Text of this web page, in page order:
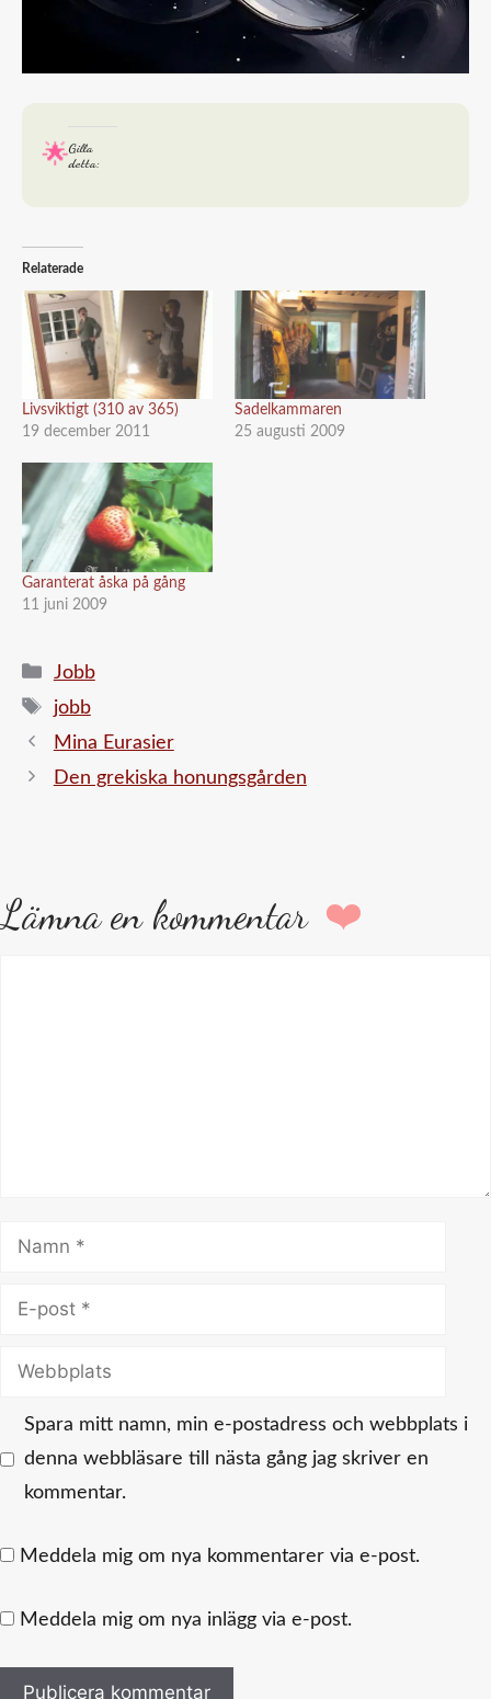
Gilla
detta:
Relaterade
Livsviktigt (310 av 365)
19 december 2011
Sadelkammaren
25 augusti 2009
Garanterat åska på gång
11 juni 2009
Kategorier
Jobb
Etiketter
jobb
Mina Eurasier
Den grekiska honungsgården
Lämna en kommentar
Namn
Webbplats
Spara mitt namn, min e-postadress och webbplats i
denna webbläsare till nästa gång jag skriver en
kommentar.
Meddela mig om nya kommentarer via e-post.
Meddela mig om nya inlägg via e-post.